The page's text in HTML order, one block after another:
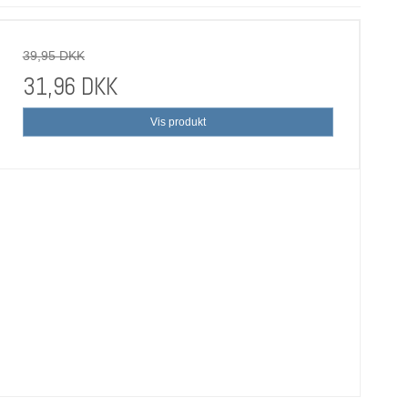
39,95 DKK
31,96 DKK
Vis produkt